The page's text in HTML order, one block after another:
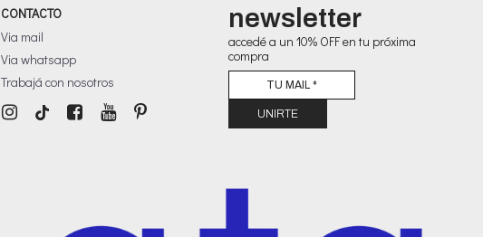
CONTACTO
Via mail
Via whatsapp
Trabajá con nosotros
newsletter
accedé a un 10% OFF en tu próxima
compra